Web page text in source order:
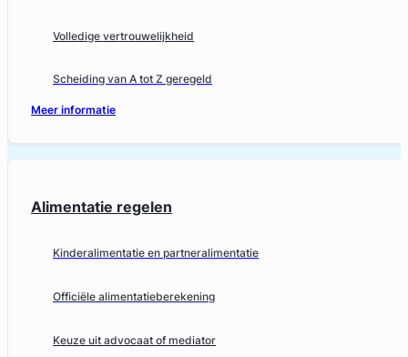
Volledige vertrouwelijkheid
Scheiding van A tot Z geregeld
Meer informatie
Alimentatie regelen
Kinderalimentatie en partneralimentatie
Officiële alimentatieberekening
Keuze uit advocaat of mediator